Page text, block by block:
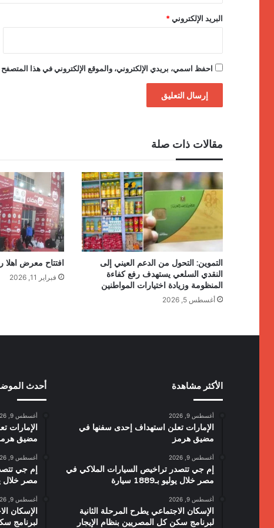
البريد الإلكتروني *
احفظ اسمي، بريدي الإلكتروني، والموقع الإلكتروني في هذا
مقالات ذات صلة
التموين: التحول من الدعم العيني إلى
النقدي السلعي يستهدف رفع كفاءة
المنظومة وزيادة اختيارات المواطنين
أغسطس 5, 2026
افتتاح معرض اهلا
فبراير 11, 2026
الأكثر مشاهدة
أغسطس 9, 2026
الإمارات تعلن استهداف إحدى سفنها في
مضيق هرمز
أغسطس 9, 2026
إم جي تتصدر تراخيص السيارات الملاكي في
مصر خلال يوليو بـ1889 سيارة
أغسطس 9, 2026
الإسكان الاجتماعي يطرح المرحلة الثانية
لبرنامج سكن كل المصريين بنظام الإيجار
أحدث
أغسطس 9, 2026
الإمارات
مضيق
أغسطس 9, 2026
إم جي
مصر خلال يوليو
أغسطس 9, 2026
الإسكان
لبرنامج